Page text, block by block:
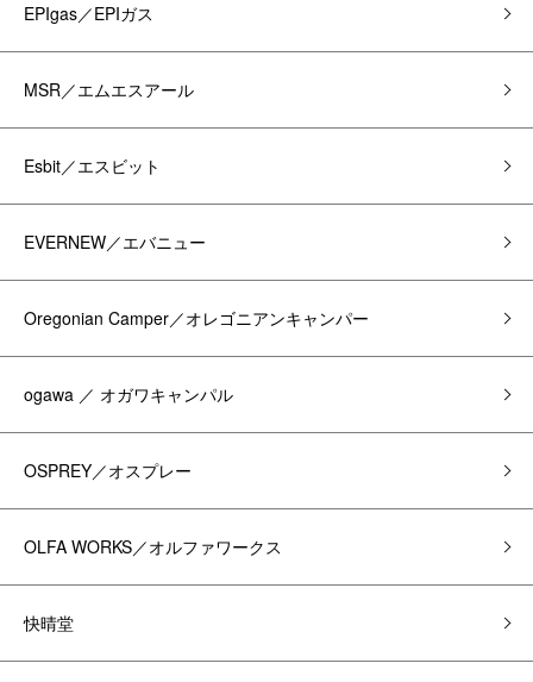
EPIgas／EPIガス
MSR／エムエスアール
Esbit／エスビット
EVERNEW／エバニュー
Oregonian Camper／オレゴニアンキャンパー
ogawa ／ オガワキャンパル
OSPREY／オスプレー
OLFA WORKS／オルファワークス
快晴堂